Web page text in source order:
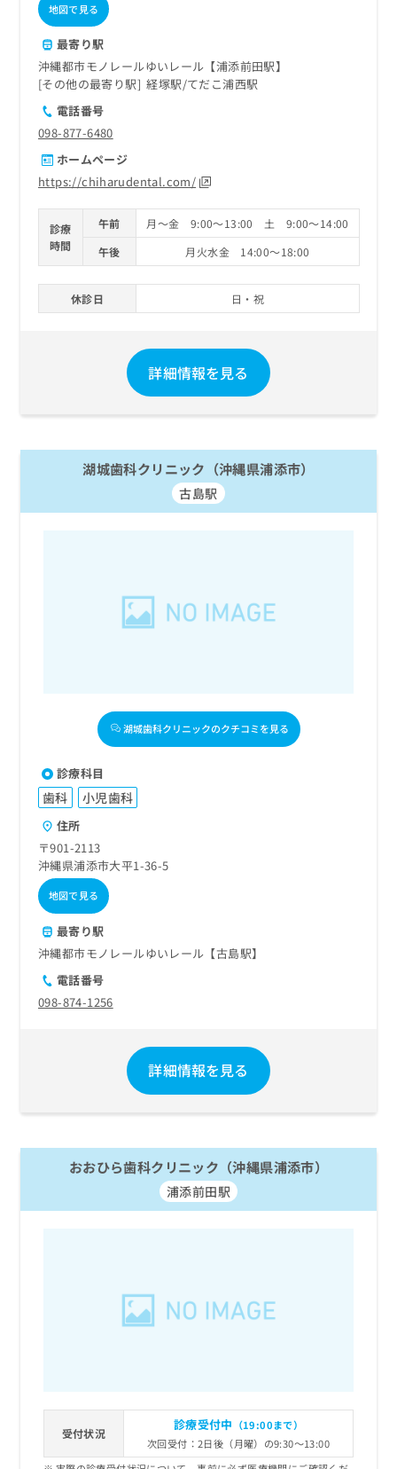
地図で見る
最寄り駅
沖縄都市モノレールゆいレール【浦添前田駅】
その他の最寄り駅
経塚駅 てだこ浦西駅
電話番号
098-877-6480
ホームページ
https://chiharudental.com/
診療
時間
午前
月～金 9:00～13:00 土 9:00～14:00
午後
月火水金 14:00～18:00
休診日 日・祝
詳細情報を見る
湖城歯科クリニック（沖縄県浦添市）
古島駅
湖城歯科クリニックのクチコミを見る
診療科目
歯科 小児歯科
住所
〒901-2113
沖縄県浦添市大平1-36-5
地図で見る
最寄り駅
沖縄都市モノレールゆいレール【古島駅】
電話番号
098-874-1256
詳細情報を見る
おおひら歯科クリニック（沖縄県浦添市）
浦添前田駅
受付状況
診療受付中 （19:00まで）
次回受付：2日後（月曜）の9:30～13:00